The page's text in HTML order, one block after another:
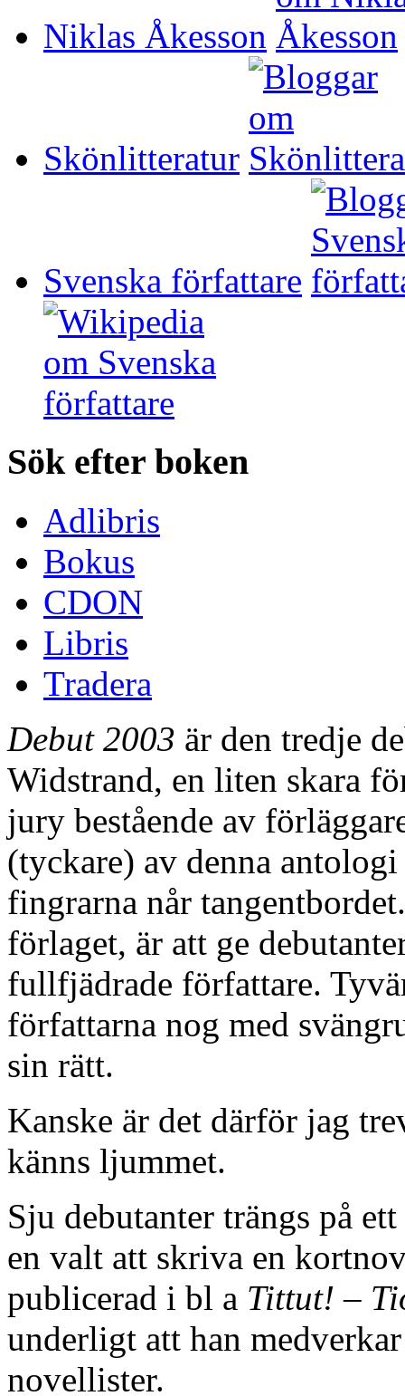
Niklas Åkesson
Skönlitteratur
Svenska författare
Sök efter boken
Adlibris
Bokus
CDON
Libris
Tradera
Debut 2003 är den tredje
Widstrand, en liten skara
jury bestående av
(tyckare) av denna
fingrarna når
förlaget, är att ge
fullfjädrade författare.
författarna nog med
sin rätt.
Kanske är det därför jag
känns ljummet.
Sju debutanter trängs på
en valt att skriva en
publicerad i bl a Tittut! –
underligt att han
novellister.